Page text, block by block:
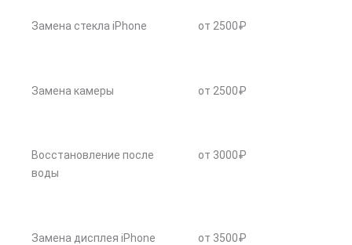
Замена стекла iPhone от 2500₽
Замена камеры от 2500₽
Восстановление после
воды
от 3000₽
Замена дисплея iPhone от 3500₽